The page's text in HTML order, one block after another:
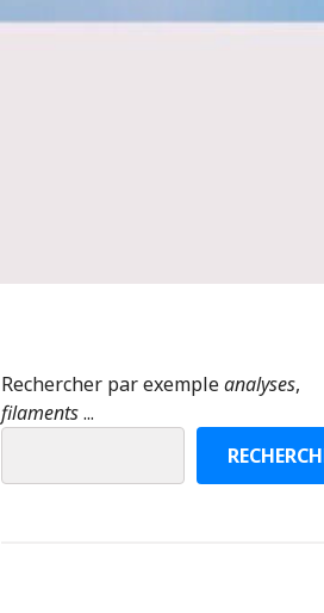
Rechercher par exempleanalyses,
filaments...